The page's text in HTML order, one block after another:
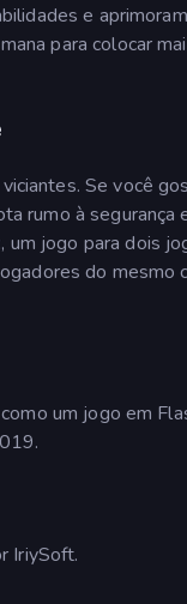
e
para colocar
Se você
rumo à
, um jogo para dois
do mesmo
um jogo em
IriySoft.